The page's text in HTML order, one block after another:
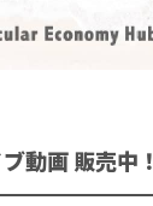
動画 販売中！